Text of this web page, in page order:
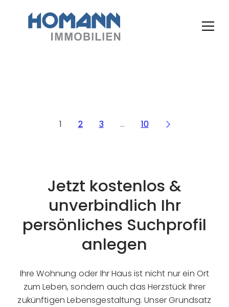
1 2 3 … 10
Jetzt kostenlos &
unverbindlich Ihr
persönliches Suchprofil
anlegen
Ihre Wohnung oder Ihr Haus ist nicht nur ein Ort
zum Leben, sondern auch das Herzstück Ihrer
zukünftigen Lebensgestaltung. Unser Grundsatz